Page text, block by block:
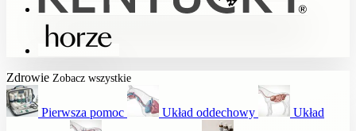
Zdrowie Zobacz wszystkie
Pierwsza pomoc Układ oddechowy Układ